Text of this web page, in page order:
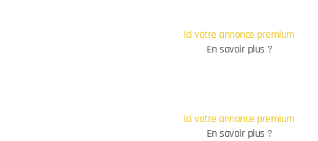
Ici votre annonce premium
En savoir plus ?
Ici votre annonce premium
En savoir plus ?